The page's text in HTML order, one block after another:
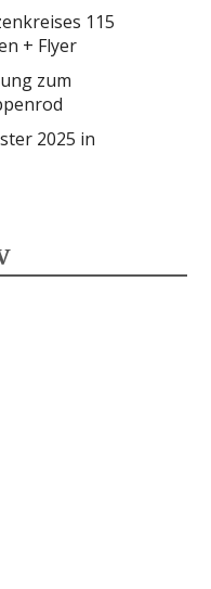
115
+ Flyer
zum
2025 in